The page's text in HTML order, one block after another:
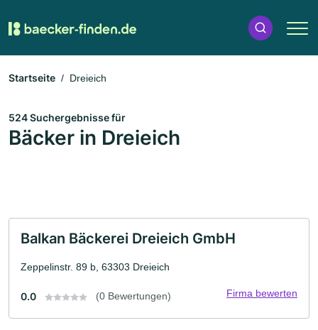
Startseite Dreieich
524 Suchergebnisse für
Bäcker in Dreieich
Balkan Bäckerei Dreieich GmbH
Zeppelinstr. 89 b, 63303 Dreieich
0.0 (0 Bewertungen) Firma bewerten